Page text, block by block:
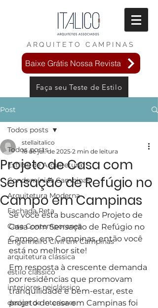
ARQUITETO CAMPINAS
Baixe Grátis Nossa Revista
Faça seu Teste de Estilo
Post
Todos posts
Estilos de Arquitetura
Condomínios Campinas
Arquitetura Moderna
Fachada Reta
Casa Contemporanea
Engenheiro Civil em Campinas
arquitetura clássica
estilo clássico
interiores neiclássico
design de interiores
Todos posts
Projeto de Casa com
Sensação de Refúgio no
Campo em Campinas
stellaitalico
16 de jul. de 2025 2 min de leitura
Se você esta buscando Projeto de
Casa com Sensação de Refúgio no
Campo em Campinas, então você
está no melhor site!
Em resposta à crescente demanda
por residências que promovam
tranquilidade e bem-estar, este
projeto de casa em Campinas foi